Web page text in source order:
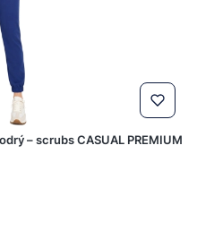
– scrubs CASUAL PREMIUM